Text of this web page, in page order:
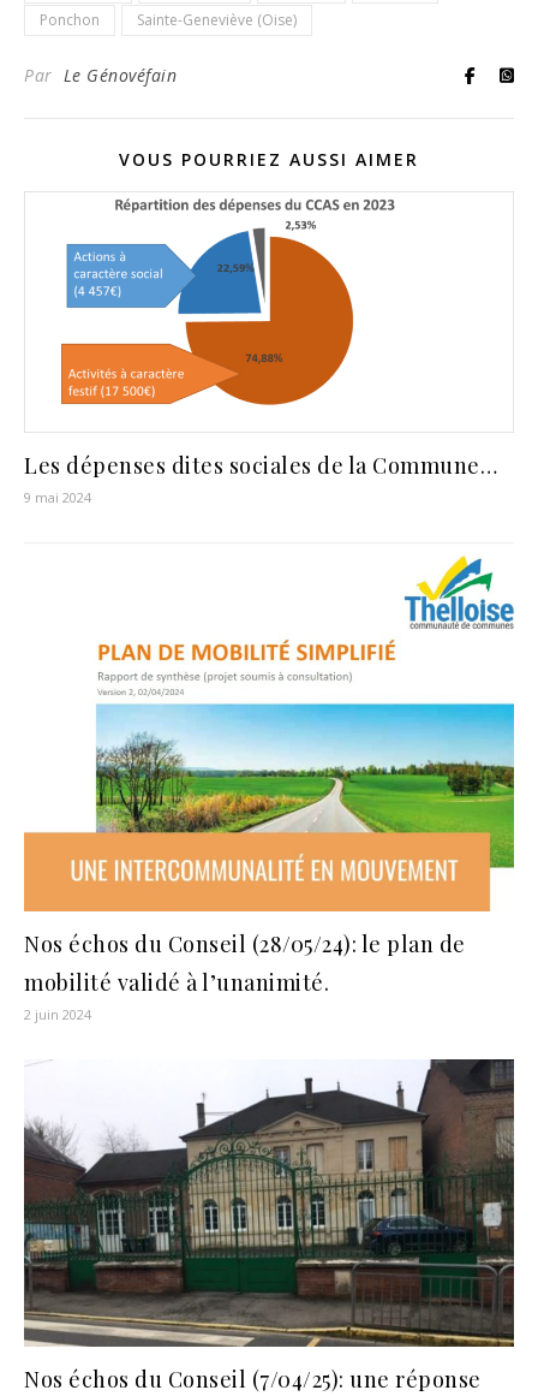
Ponchon
Sainte-Geneviève (Oise)
Par Le Génovéfain
VOUS POURRIEZ AUSSI AIMER
Les dépenses dites sociales de la Commune…
9 mai 2024
Nos échos du Conseil (28/05/24): le plan de
mobilité validé à l’unanimité.
2 juin 2024
Nos échos du Conseil (7/04/25): une réponse